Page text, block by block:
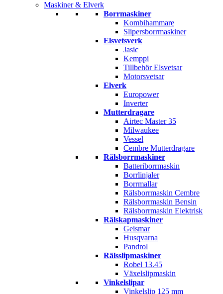
Maskiner & Elverk
Borrmaskiner
Kombihammare
Slipersborrmaskiner
Elsvetsverk
Jasic
Kemppi
Tillbehör Elsvetsar
Motorsvetsar
Elverk
Europower
Inverter
Mutterdragare
Airtec Master 35
Milwaukee
Vessel
Cembre Mutterdragare
Rälsborrmaskiner
Batteriborrmaskin
Borrlinjaler
Borrmallar
Rälsborrmaskin Cembre
Rälsborrmaskin Bensin
Rälsborrmaskin Elektrisk
Rälskapmaskiner
Geismar
Husqvarna
Pandrol
Rälsslipmaskiner
Robel 13.45
Växelslipmaskin
Vinkelslipar
Vinkelslip 125 mm